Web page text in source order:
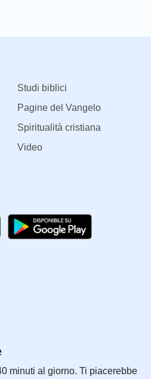
Studi biblici
Pagine del Vangelo
Spiritualità cristiana
Video
minuti al giorno. Ti piacerebbe